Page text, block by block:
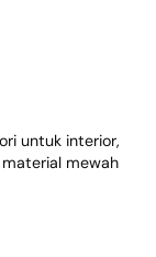
untuk interior,
mewah